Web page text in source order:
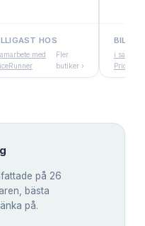
HOS
med
Fler
butiker ›
i
på 26
bästa
på.